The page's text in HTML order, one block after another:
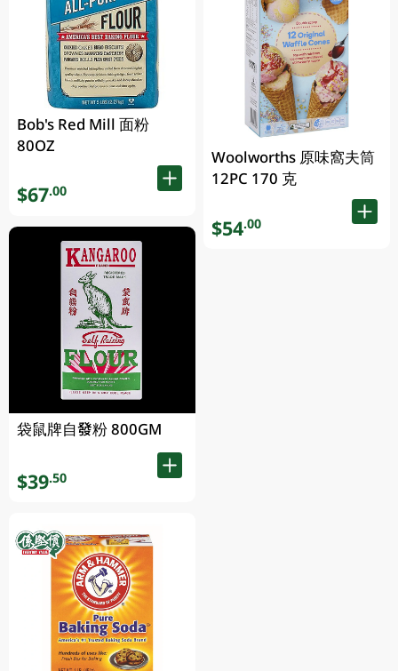
Bob's Red Mill 面粉
80OZ
$67.00
袋鼠牌自發粉 800GM
$39.50
Woolworths 原味窩夫筒
12PC 170 克
$54.00